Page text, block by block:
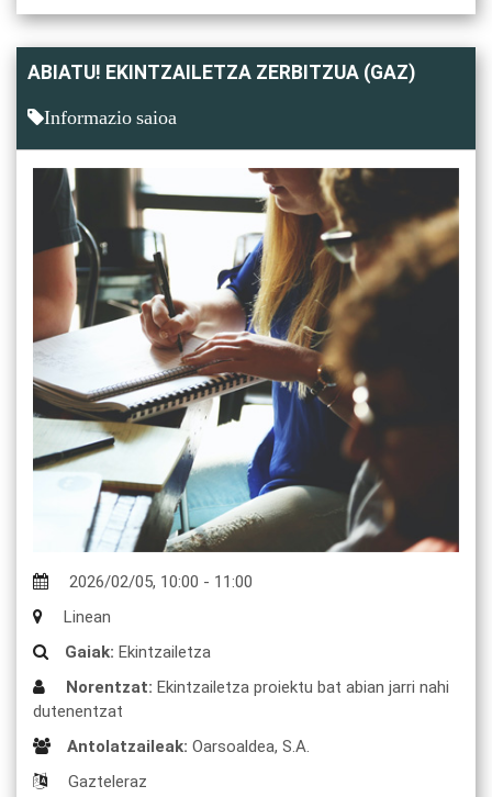
ABIATU! EKINTZAILETZA ZERBITZUA (GAZ)
Informazio saioa
2026/02/05, 10:00 - 11:00
Linean
Gaiak: Ekintzailetza
Norentzat: Ekintzailetza proiektu bat abian jarri nahi
dutenentzat
Antolatzaileak: Oarsoaldea, S.A.
Gazteleraz